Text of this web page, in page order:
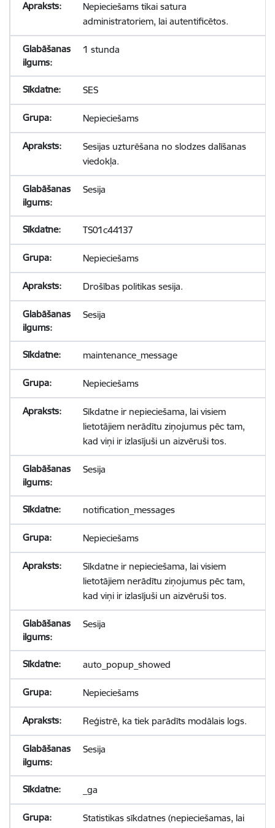
Nepieciešams tikai satura
administratoriem, lai autentificētos.
1 stunda
SES
Nepieciešams
Sesijas uzturēšana no slodzes dalīšanas
viedokļa.
Sesija
TS01c44137
Nepieciešams
Drošības politikas sesija.
Sesija
maintenance_message
Nepieciešams
Sīkdatne ir nepieciešama, lai visiem
lietotājiem nerādītu ziņojumus pēc tam,
kad viņi ir izlasījuši un aizvēruši tos.
Sesija
notification_messages
Nepieciešams
Sīkdatne ir nepieciešama, lai visiem
lietotājiem nerādītu ziņojumus pēc tam,
kad viņi ir izlasījuši un aizvēruši tos.
Sesija
auto_popup_showed
Nepieciešams
Reģistrē, ka tiek parādīts modālais logs.
Sesija
_ga
Statistikas sīkdatnes (nepieciešamas, lai